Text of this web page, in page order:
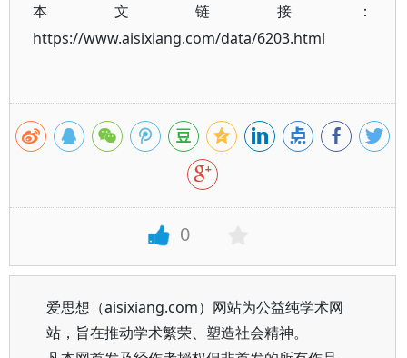
本文链接：
https://www.aisixiang.com/data/6203.html
0
爱思想（aisixiang.com）网站为公益纯学术网
站，旨在推动学术繁荣、塑造社会精神。